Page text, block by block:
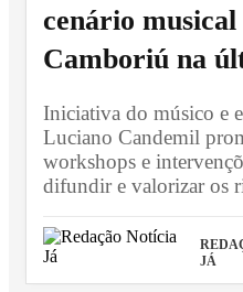
cenário
Camboriú na
Iniciativa do músico e
Luciano Candemil
workshops e
difundir e valorizar os
JÁ